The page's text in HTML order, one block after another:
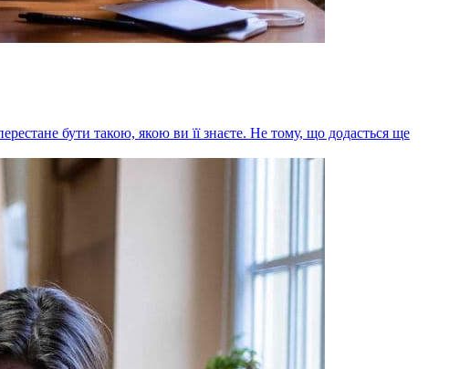
бути такою, якою ви її знаєте. Не тому, що додасться ще